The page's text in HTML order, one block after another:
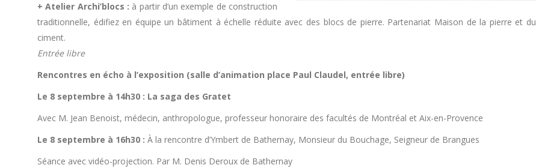
+ Atelier Archi’blocs : à partir d’un exemple de construction
traditionnelle, édifiez en équipe un bâtiment à échelle réduite avec des blocs de pierre. Partenariat Maison de la pierre et du
ciment.
Entrée libre
Rencontres en écho à l’exposition (salle d’animation place Paul Claudel, entrée libre)
Le 8 septembre à 14h30 : La saga des Gratet
Avec M. Jean Benoist, médecin, anthropologue, professeur honoraire des facultés de Montréal et Aix-en-Provence
Le 8 septembre à 16h30 : À la rencontre d’Ymbert de Bathernay, Monsieur du Bouchage, Seigneur de Brangues
Séance avec vidéo-projection. Par M. Denis Deroux de Bathernay